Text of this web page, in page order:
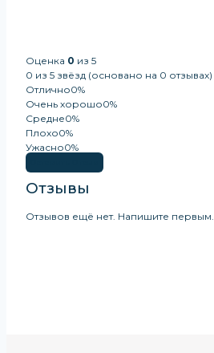
Оценка 0 из 5
0 из 5 звёзд (основано на 0 отзывах)
Отлично0%
Очень хорошо0%
Средне0%
Плохо0%
Ужасно0%
Отзывы
Отзывов ещё нет. Напишите первым.